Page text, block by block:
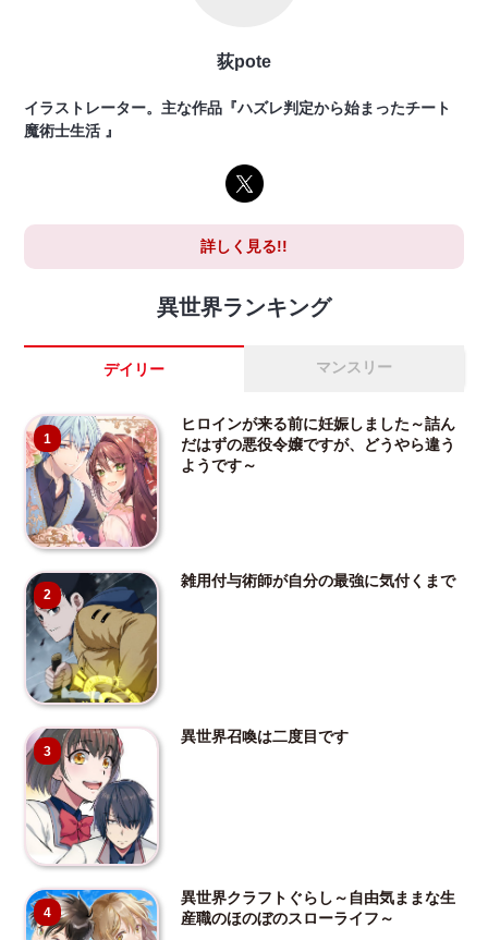
荻pote
イラストレーター。主な作品『ハズレ判定から始まったチート
魔術士生活 』
詳しく見る!!
異世界ランキング
デイリー マンスリー
1
ヒロインが来る前に妊娠しました～詰ん
だはずの悪役令嬢ですが、どうやら違う
ようです～
2
雑用付与術師が自分の最強に気付くまで
3
異世界召喚は二度目です
4
異世界クラフトぐらし～自由気ままな生
産職のほのぼのスローライフ～